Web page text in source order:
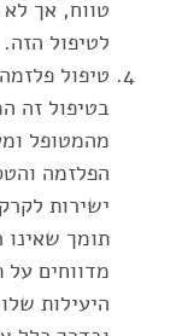
טווח, אך
לטיפול הזה.
בטיפול זה
מהמטופל
הפלזמה
תומך שאינו
מדווחים על
היעילות